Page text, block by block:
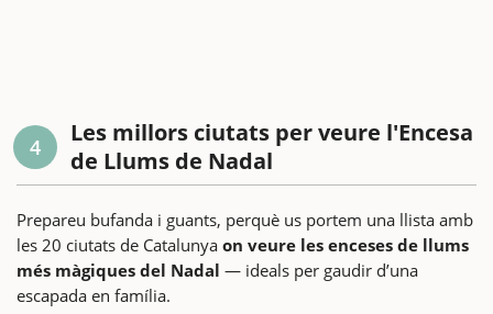
4
Les millors ciutats per veure l'Encesa
de Llums de Nadal
Prepareu bufanda i guants, perquè us portem una llista amb
les 20 ciutats de Catalunya on veure les enceses de llums
més màgiques del Nadal — ideals per gaudir d’una
escapada en família.